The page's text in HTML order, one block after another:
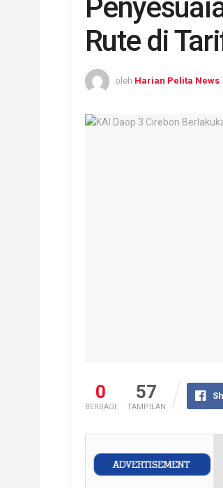
Rute di
oleh Harian Pelita News
0
BERBAGI
57
TAMPILAN